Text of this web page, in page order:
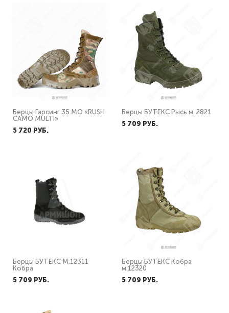
Берцы Гарсинг 35 МО «RUSH
CAMO MULTI»
5 720 PУБ.
Берцы БУТЕКС Рысь м. 2821
5 709 PУБ.
Берцы БУТЕКС М.12311
Кобра
5 709 PУБ.
Берцы БУТЕКС Кобра
м.12320
5 709 PУБ.